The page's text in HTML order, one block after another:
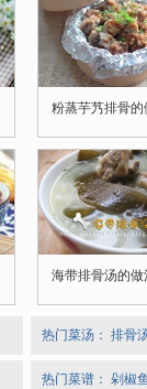
粉蒸芋艿排骨的
海带排骨汤的做
热门菜汤： 排骨
热门菜谱： 剁椒